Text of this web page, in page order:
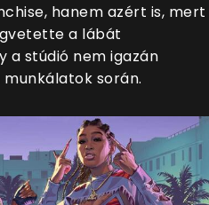
hanem azért is, mert
a lábát
a stúdió nem igazán
során.